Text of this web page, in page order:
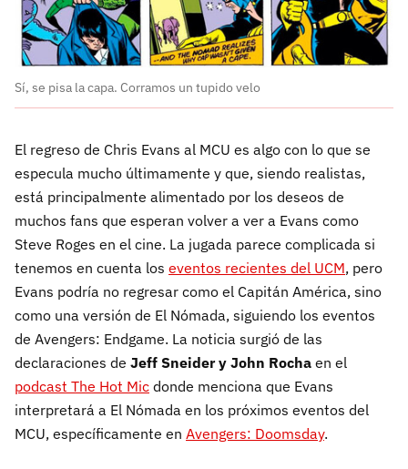
Sí, se pisa la capa. Corramos un tupido velo
El regreso de Chris Evans al MCU es algo con lo que se
especula mucho últimamente y que, siendo realistas,
está principalmente alimentado por los deseos de
muchos fans que esperan volver a ver a Evans como
Steve Roges en el cine. La jugada parece complicada si
tenemos en cuenta los eventos recientes del UCM, pero
Evans podría no regresar como el Capitán América, sino
como una versión de El Nómada, siguiendo los eventos
de Avengers: Endgame. La noticia surgió de las
declaraciones de Jeff Sneider y John Rocha en el
podcast The Hot Mic donde menciona que Evans
interpretará a El Nómada en los próximos eventos del
MCU, específicamente en Avengers: Doomsday.